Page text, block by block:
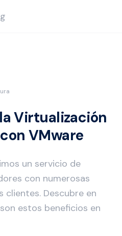
Virtualización
VMware
un servicio de
con numerosas
clientes. Descubre en
estos beneficios en